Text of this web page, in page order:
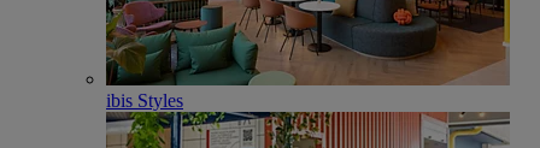
ibis Styles